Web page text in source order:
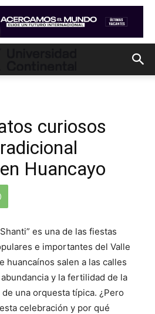
curiosos
Huancayo
es una de las fiestas
e importantes del Valle
huancaínos salen a las calles
y la fertilidad de la
una orquesta típica. ¿Pero
celebración y por qué